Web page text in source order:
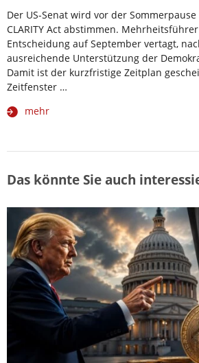
Der US-Senat wird vor der
CLARITY Act abstimmen.
Entscheidung auf September vertagt,
ausreichende Unterstützung der
Damit ist der kurzfristige Zeitplan
Zeitfenster …
mehr
Das könnte Sie auch